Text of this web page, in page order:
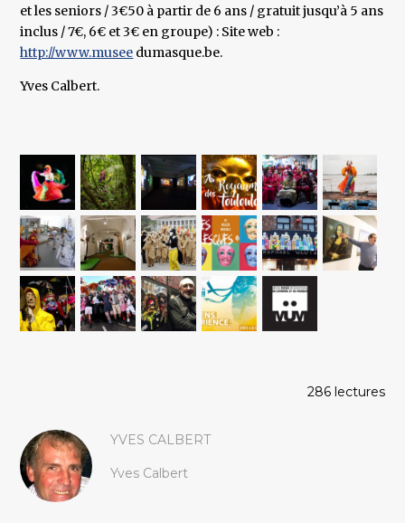
et les seniors / 3€50 à partir de 6 ans / gratuit jusqu’à 5 ans
inclus / 7€, 6€ et 3€ en groupe) : Site web :
http://www.musee dumasque.be.
Yves Calbert.
286 lectures
YVES CALBERT
Yves Calbert